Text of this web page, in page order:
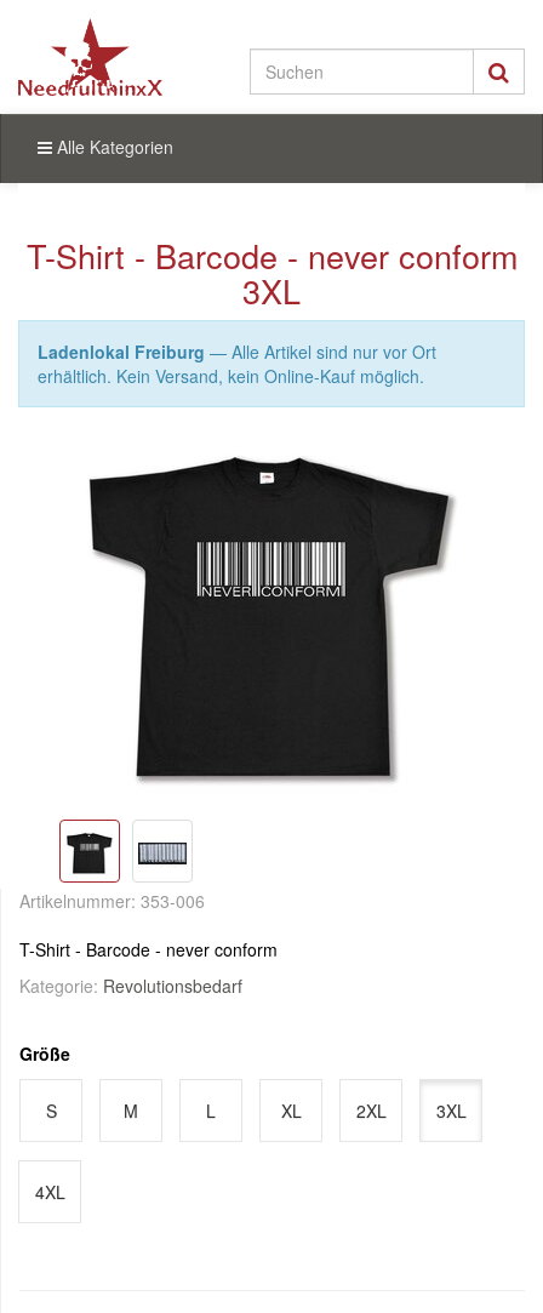
Alle Kategorien
T-Shirt - Barcode - never conform
3XL
Ladenlokal Freiburg — Alle Artikel sind nur vor Ort
erhältlich. Kein Versand, kein Online-Kauf möglich.
Artikelnummer: 353-006
T-Shirt - Barcode - never conform
Kategorie: Revolutionsbedarf
Größe
S M L XL 2XL 3XL
4XL